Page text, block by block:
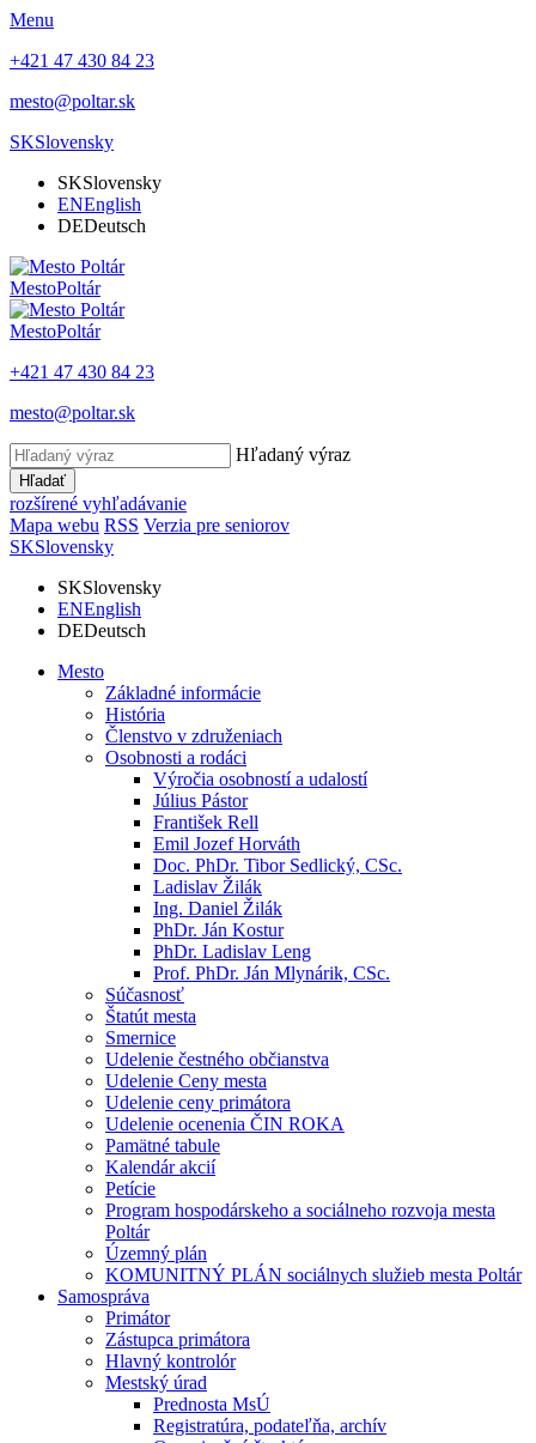
Menu
+421 47 430 84 23
mesto@poltar.sk
SKSlovensky
SKSlovensky
ENEnglish
DEDeutsch
MestoPoltár
MestoPoltár
+421 47 430 84 23
mesto@poltar.sk
Hľadaný výraz
Hľadať
rozšírené vyhľadávanie
Mapa webu RSS Verzia pre seniorov
SKSlovensky
SKSlovensky
ENEnglish
DEDeutsch
Mesto
Základné informácie
História
Členstvo v združeniach
Osobnosti a rodáci
Výročia osobností a udalostí
Július Pástor
František Rell
Emil Jozef Horváth
Doc. PhDr. Tibor Sedlický, CSc.
Ladislav Žilák
Ing. Daniel Žilák
PhDr. Ján Kostur
PhDr. Ladislav Leng
Prof. PhDr. Ján Mlynárik, CSc.
Súčasnosť
Štatút mesta
Smernice
Udelenie čestného občianstva
Udelenie Ceny mesta
Udelenie ceny primátora
Udelenie ocenenia ČIN ROKA
Pamätné tabule
Kalendár akcií
Petície
Program hospodárskeho a sociálneho rozvoja mesta
Poltár
Územný plán
KOMUNITNÝ PLÁN sociálnych služieb mesta Poltár
Samospráva
Primátor
Zástupca primátora
Hlavný kontrolór
Mestský úrad
Prednosta MsÚ
Registratúra, podateľňa, archív